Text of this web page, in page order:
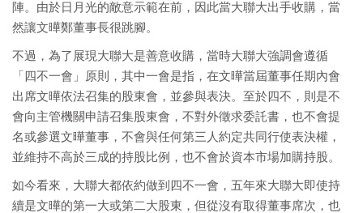
陣。由於日月光的敵意示範在前，因此當大聯大出手收購，當
然讓文曄鄭董事長很跳腳。
不過，為了展現大聯大是善意收購，當時大聯大強調會遵循
「四不一會」原則，其中一會是指，在文曄當屆董事任期內會
出席文曄依法召集的股東會，並參與表決。至於四不，則是不
會向主管機關申請召集股東會，不對外徵求委託書，也不會提
名或參選文曄董事，不會與任何第三人約定共同行使表決權，
並維持不高於三成的持股比例，也不會於資本市場加購持股。
如今看來，大聯大都依約做到四不一會，五年來大聯大即使持
續是文曄的第一大或第二大股東，但從沒有取得董事席次，也